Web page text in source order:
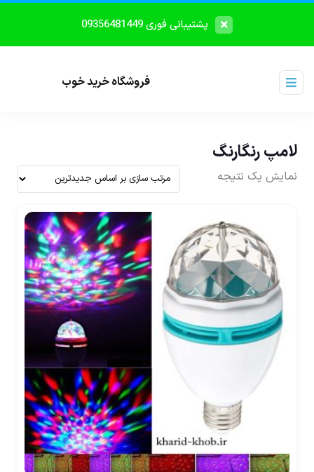
پشتیبانی فوری 09356481449
فروشگاه خرید خوب
لامپ رنگارنگ
نمایش یک نتیجه